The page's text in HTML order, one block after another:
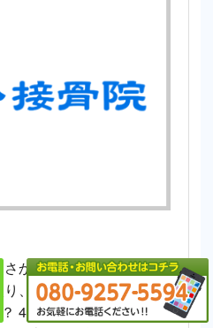
さかい接骨院・さかい整
、みなさんはどのよう
4月半ばころまでは、寒